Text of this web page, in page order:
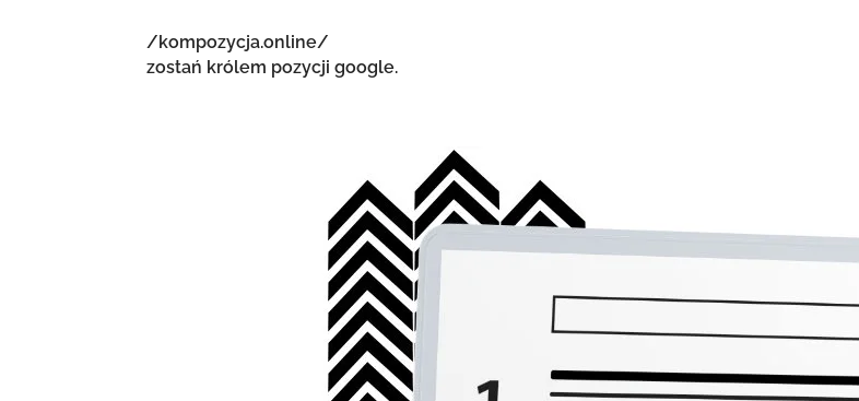
/kompozycja.online/
zostań królem pozycji google.